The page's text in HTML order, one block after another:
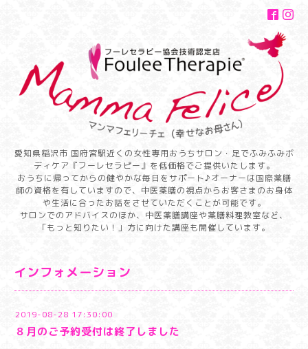
愛知県稲沢市 国府宮駅近くの女性専用おうちサロン・足でふみふみボ
ディケア『フーレセラピー』を低価格でご提供いたします。
おうちに帰ってからの健やかな毎日をサポート♪オーナーは国際薬膳
師の資格を有していますので、中医薬膳の視点からお客さまのお身体
や生活に合ったお話をさせていただくことが可能です。
サロンでのアドバイスのほか、中医薬膳講座や薬膳料理教室など、
「もっと知りたい！」方に向けた講座も開催しています。
インフォメーション
2019-08-28 17:30:00
８月のご予約受付は終了しました